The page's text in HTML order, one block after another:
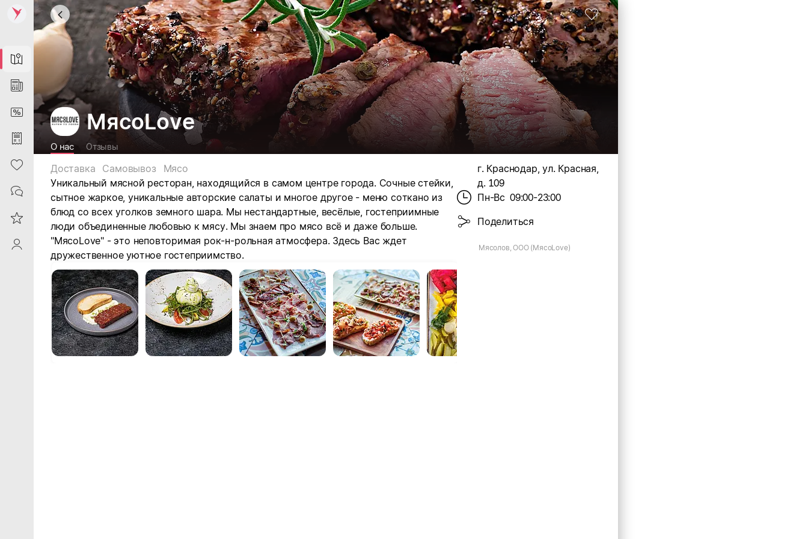
Map
News
DiscountCard
Purchases
Heart
Contacts
Reviews
ProfileSaby
МясоLove
О нас Отзывы
Доставка Самовывоз
Мясо
Уникальный мясной ресторан, находящийся в самом центре города. Cочные стейки,
сытное жаркое, уникальные авторские салаты и многое другое - меню соткано из
блюд со всех уголков земного шара. Мы нестандартные, весёлые, гостеприимные
люди объединенные любовью к мясу. Мы знаем про мясо всё и даже больше.
"МясоLove" - это неповторимая рок-н-рольная атмосфера. Здесь Вас ждет
дружественное уютное гостеприимство.
г. Краснодар, ул. Красная,
д. 109
Пн-Вс 09:00-23:00
Поделиться
Мясолов, ООО (МясоLove)